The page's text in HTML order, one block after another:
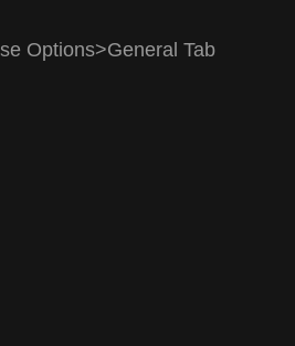
Options>General Tab